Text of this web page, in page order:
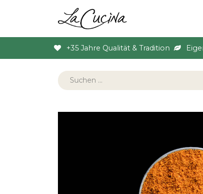
+35 Jahre Qualität & Tradition